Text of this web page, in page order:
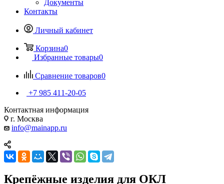
Документы
Контакты
Личный кабинет
Корзина0
Избранные товары0
Сравнение товаров0
+7 985 411-20-05
Контактная информация
г. Москва
info@mainapp.ru
Крепёжные изделия для ОКЛ